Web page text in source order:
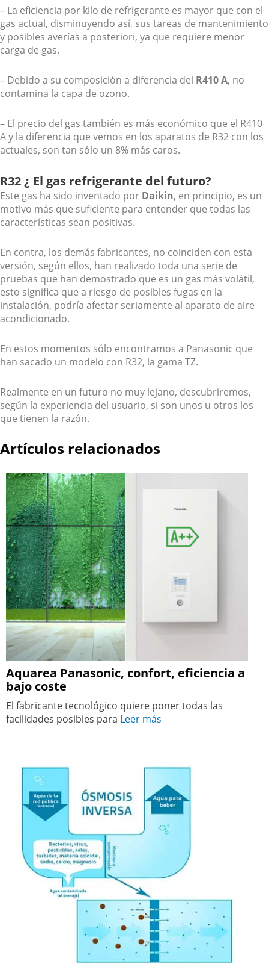
– La eficiencia por kilo de refrigerante es mayor que con el
gas actual, disminuyendo así, sus tareas de mantenimiento
y posibles averías a posteriori, ya que requiere menor
carga de gas.
– Debido a su composición a diferencia del R410 A, no
contamina la capa de ozono.
– El precio del gas también es más económico que el R410
A y la diferencia que vemos en los aparatos de R32 con los
actuales, son tan sólo un 8% más caros.
R32 ¿ El gas refrigerante del futuro?
Este gas ha sido inventado por Daikin, en principio, es un
motivo más que suficiente para entender que todas las
características sean positivas.
En contra, los demás fabricantes, no coinciden con esta
versión, según ellos, han realizado toda una serie de
pruebas que han demostrado que es un gas más volátil,
esto significa que a riesgo de posibles fugas en la
instalación, podría afectar seriamente al aparato de aire
acondicionado.
En estos momentos sólo encontramos a Panasonic que
han sacado un modelo con R32, la gama TZ.
Realmente en un futuro no muy lejano, descubriremos,
según la experiencia del usuario, si son unos u otros los
que tienen la razón.
Artículos relacionados
Aquarea Panasonic, confort, eficiencia a
bajo coste
El fabricante tecnológico quiere poner todas las
facilidades posibles para Leer más